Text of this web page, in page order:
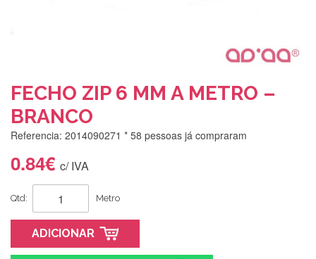
FECHO ZIP 6 MM A METRO –
BRANCO
Referencia: 2014090271 * 58 pessoas já compraram
0.84€ c/ IVA
Qtd: Metro
ADICIONAR